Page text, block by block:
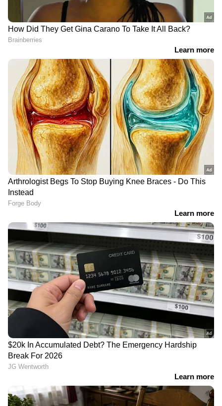
സഞ്ചരിക്കാൻ കഴിയുമെന്ന് അവകാശപ്പെടുന്നു.
4.5 kW ഇലക്ട്രിക് മോട്ടോറുമായി ഇത്
ഘടിപ്പിച്ചിരിക്കുന്നു, ഇത് 6.7 kW പീക്ക് പവർ
സവിശേഷതകളുടെ കാര്യത്തിൽ, മാക്സി
ഇലക്ട്രിക് സ്‍കൂട്ടറിന് ഒരു എൽസിഡി ക്ലസ്റ്റർ,
ബിൽറ്റ്-ഇൻ ടെലിമാറ്റിക്സ്, മൂന്ന് റൈഡിംഗ്
മോഡുകൾ, റിവേഴ്സ് മോഡ് എന്നിവയും
അതിലേറെയും ലഭിക്കുന്നു. യമഹ EC-06 ന്റെ
നിർമ്മാണം റിവർ മൊബിലിറ്റി കൈകാര്യം
ചെയ്യും.